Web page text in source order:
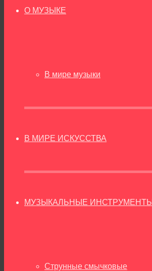
О МУЗЫКЕ
В мире музыки
В МИРЕ ИСКУССТВА
МУЗЫКАЛЬНЫЕ ИНСТРУМЕНТЫ
Струнные смычковые